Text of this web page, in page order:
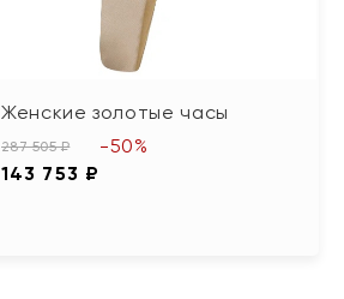
Женские золотые часы
287 505 ₽
143 753 ₽
-50%